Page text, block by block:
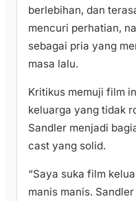
berlebihan, dan
mencuri perhatian,
sebagai pria yang
masa lalu.
Kritikus memuji film
keluarga yang tidak
Sandler menjadi
cast yang solid.
“Saya suka film
manis manis.